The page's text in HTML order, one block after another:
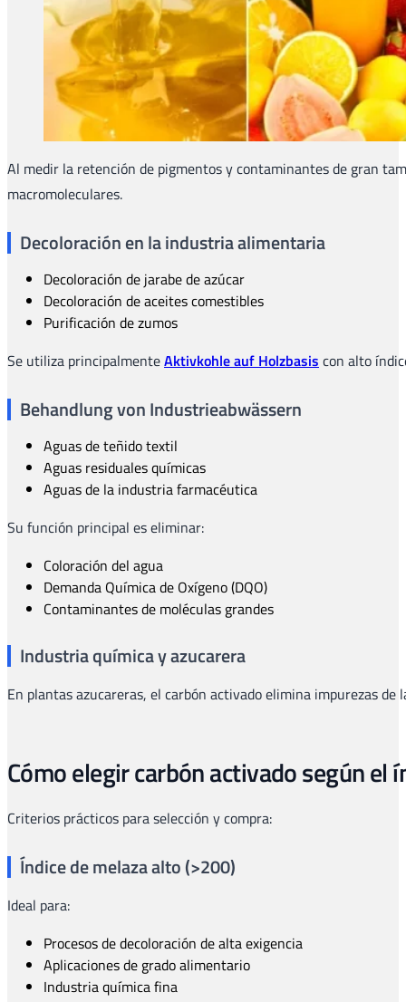
Al medir la retención de pigmentos y contaminantes de gran
macromoleculares.
Decoloración en la industria alimentaria
Decoloración de jarabe de azúcar
Decoloración de aceites comestibles
Purificación de zumos
Se utiliza principalmenteAktivkohle auf Holzbasis con alto
Behandlung von Industrieabwässern
Aguas de teñido textil
Aguas residuales químicas
Aguas de la industria farmacéutica
Su función principal es eliminar:
Coloración del agua
Demanda Química de Oxígeno (DQO)
Contaminantes de moléculas grandes
Industria química y azucarera
En plantas azucareras, el carbón activado elimina impurezas
Cómo elegir carbón activado según el
Criterios prácticos para selección y compra:
Índice de melaza alto (>200)
Ideal para:
Procesos de decoloración de alta exigencia
Aplicaciones de grado alimentario
Industria química fina